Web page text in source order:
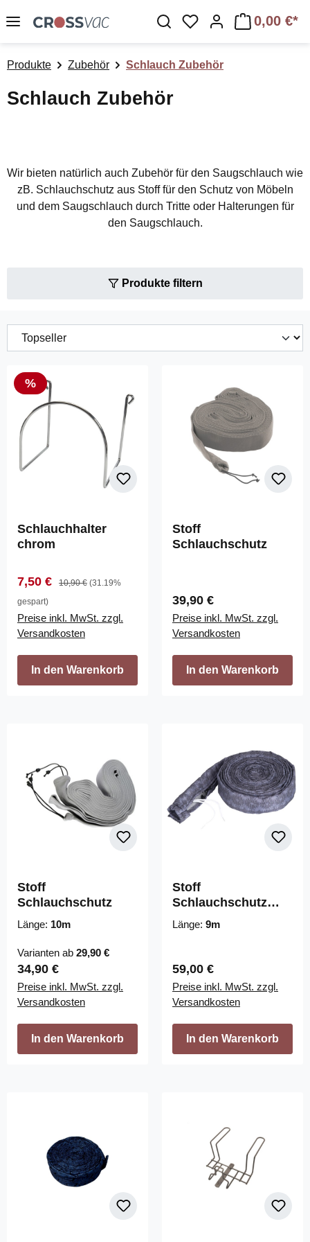
Zum Hauptinhalt springen Du hast 0 Produkte
0,00 €*
Produkte Zubehör Schlauch Zubehör
Schlauch Zubehör
Wir bieten natürlich auch Zubehör für den Saugschlauch wie
zB. Schlauchschutz aus Stoff für den Schutz von Möbeln
und dem Saugschlauch durch Tritte oder Halterungen für
den Saugschlauch.
Produkte filtern
Rabatt
%
Schlauchhalter
chrom
Verkaufspreis:
7,50 € Regulärer Preis:
10,90 € (31.19%
gespart)
Preise inkl. MwSt. zzgl.
Versandkosten
In den Warenkorb
Stoff
Schlauchschutz
Regulärer Preis:
39,90 €
Preise inkl. MwSt. zzgl.
Versandkosten
In den Warenkorb
Stoff
Schlauchschutz
Länge: 10m
Varianten ab 29,90 €
Regulärer Preis:
34,90 €
Preise inkl. MwSt. zzgl.
Versandkosten
In den Warenkorb
Stoff
Schlauchschutz
"VacSoc" mit Zipp
Länge: 9m
Regulärer Preis:
59,00 €
Preise inkl. MwSt. zzgl.
Versandkosten
In den Warenkorb